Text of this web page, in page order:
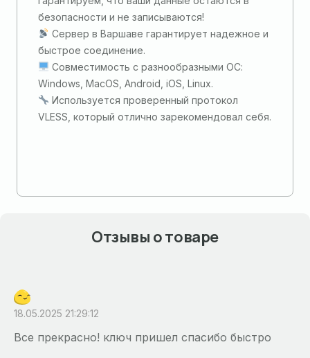
безопасности и не записываются!
Сервер в Варшаве гарантирует надежное и
быстрое соединение.
Совместимость с разнообразными ОС:
Windows, MacOS, Android, iOS, Linux.
Используется проверенный протокол
VLESS, который отлично зарекомендовал себя.
Отзывы о товаре
18.05.2025 21:29:12
Все прекрасно! ключ пришел спасибо быстро